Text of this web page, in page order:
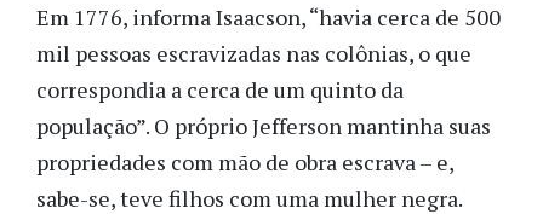
Em 1776, informa Isaacson, “havia cerca de 500
mil pessoas escravizadas nas colônias, o que
correspondia a cerca de um quinto da
população”. O próprio Jefferson mantinha suas
propriedades com mão de obra escrava – e,
sabe-se, teve filhos com uma mulher negra.